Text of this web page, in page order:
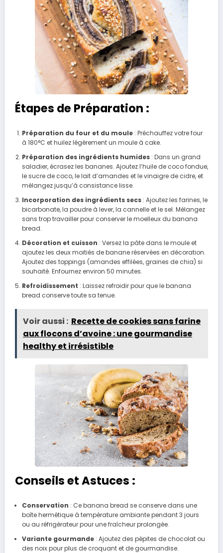
Étapes de Préparation :
Préparation du four et du moule: Préchauffez votre four
à 180°C et huilez légèrement un moule à cake.
Préparation des ingrédients humides: Dans un grand
saladier, écrasez les bananes. Ajoutez l’huile de coco fondue,
le sucre de coco, le lait d’amandes et le vinaigre de cidre, et
mélangez jusqu’à consistance lisse.
Incorporation des ingrédients secs: Ajoutez les farines, le
bicarbonate, la poudre à lever, la cannelle et le sel. Mélangez
sans trop travailler pour conserver le moelleux du banana
bread.
Décoration et cuisson : Versez la pâte dans le moule et
ajoutez les deux moitiés de banane réservées en décoration.
Ajoutez des toppings (amandes effilées, graines de chia) si
souhaité. Enfournez environ 50 minutes.
Refroidissement : Laissez refroidir pour que le banana
bread conserve toute sa tenue.
Voir aussi : Recette de cookies sans farine
aux flocons d’avoine : une gourmandise
healthy et irrésistible
Conseils et Astuces :
Conservation : Ce banana bread se conserve dans une
boîte hermétique à température ambiante pendant 3 jours
ou au réfrigérateur pour une fraîcheur prolongée.
Variante gourmande: Ajoutez des pépites de chocolat ou
des noix pour plus de croquant et de gourmandise.